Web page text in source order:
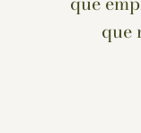
que